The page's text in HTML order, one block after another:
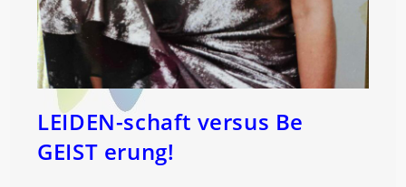
LEIDEN-schaft versus Be
GEIST erung!